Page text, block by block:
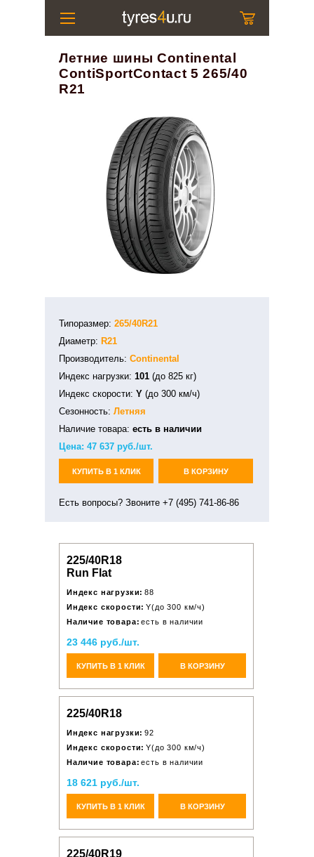
Летние шины Continental
ContiSportContact 5 265/40
R21
Типоразмер: 265/40R21
Диаметр: R21
Производитель: Continental
Индекс нагрузки: 101 (до 825 кг)
Индекс скорости: Y (до 300 км/ч)
Сезонность: Летняя
Наличие товара: есть в наличии
Цена: 47 637 руб./шт.
КУПИТЬ В 1 КЛИК В КОРЗИНУ
Есть вопросы? Звоните +7 (495) 741-86-86
225/40R18
Run Flat
Индекс нагрузки: 88
Индекс скорости: Y(до 300 км/ч)
Наличие товара: есть в наличии
23 446 руб./шт.
КУПИТЬ В 1 КЛИК В КОРЗИНУ
225/40R18
Индекс нагрузки: 92
Индекс скорости: Y(до 300 км/ч)
Наличие товара: есть в наличии
18 621 руб./шт.
КУПИТЬ В 1 КЛИК В КОРЗИНУ
225/40R19